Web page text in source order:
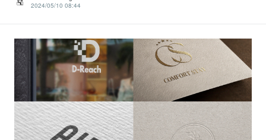
2024/05/10 08:44